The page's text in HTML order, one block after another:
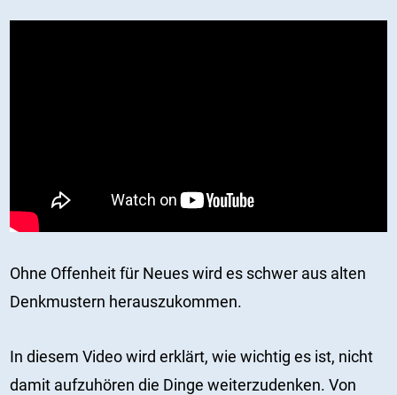
Ohne Offenheit für Neues wird es schwer aus alten
Denkmustern herauszukommen.
In diesem Video wird erklärt, wie wichtig es ist, nicht
damit aufzuhören die Dinge weiterzudenken. Von